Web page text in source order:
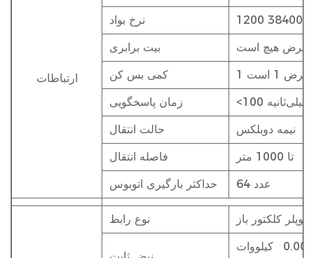
ارتباطات
نرخ بواد
بیت برابری فرض هیچ است
کمی بس کن
زمان پاسخگویی <100 میلی‌ثانیه
حالت انتقال نیمه دوبلکس
فاصله انتقال تا 1000 متر
حداکثر بارگیری اتوبوس 64 عدد
نوع رابط کلکتور باز
در هر پالس برابر با 0.001/0.01/0.1/1 کیلووات